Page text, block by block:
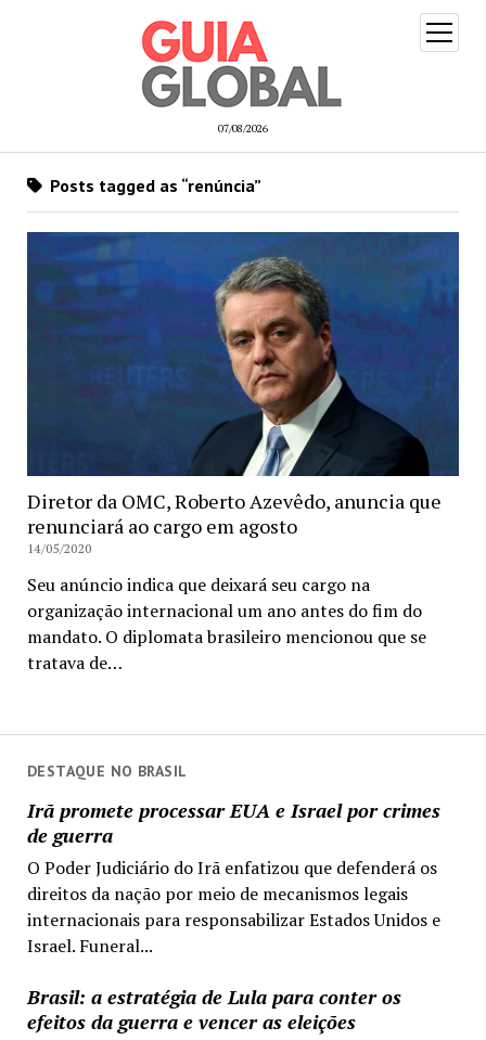
07/08/2026
open
menu
DESTAQUE NO BRASIL
Irã promete processar EUA e Israel por crimes
de guerra
O Poder Judiciário do Irã enfatizou que defenderá os
direitos da nação por meio de mecanismos legais
internacionais para responsabilizar Estados Unidos e
Israel. Funeral...
Brasil: a estratégia de Lula para conter os
efeitos da guerra e vencer as eleições
Posts tagged as “renúncia”
Diretor da OMC, Roberto Azevêdo, anuncia que
renunciará ao cargo em agosto
14/05/2020
Seu anúncio indica que deixará seu cargo na
organização internacional um ano antes do fim do
mandato. O diplomata brasileiro mencionou que se
tratava de…